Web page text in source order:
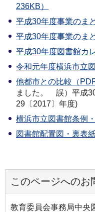
236KB）
平成30年度事業のま
平成30年度事業のま
平成30年度図書館カ
令和元年度横浜市立
他都市との比較（
ました。 誤）平成
29〔2017〕年度)
横浜市立図書館条例
図書館配置図・裏表
このページへのお
教育委員会事務局中央